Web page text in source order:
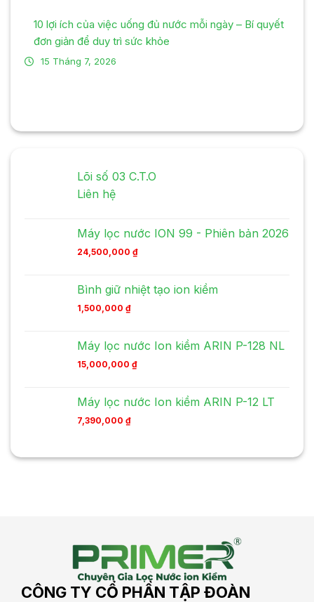
10 lợi ích của việc uống đủ nước mỗi ngày – Bí quyết
đơn giản để duy trì sức khỏe
15 Tháng 7, 2026
Lõi số 03 C.T.O
Liên hệ
Máy lọc nước ION 99 - Phiên bản 2026
24,500,000 ₫
Bình giữ nhiệt tạo ion kiềm
1,500,000 ₫
Máy lọc nước Ion kiềm ARIN P-128 NL
15,000,000 ₫
Máy lọc nước Ion kiềm ARIN P-12 LT
7,390,000 ₫
CÔNG TY CỔ PHẦN TẬP ĐOÀN